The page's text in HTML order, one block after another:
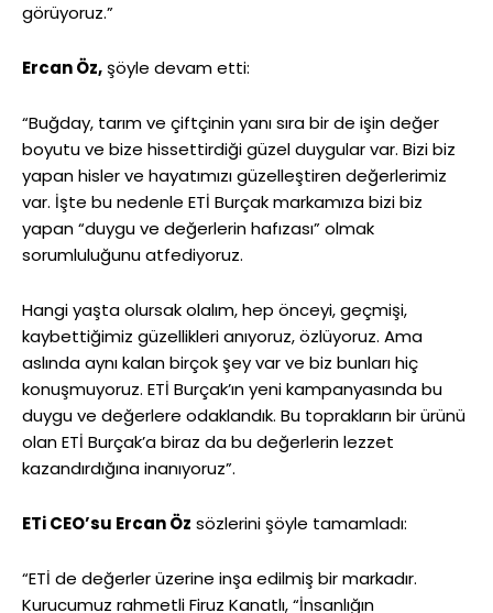
görüyoruz.”
Ercan Öz,şöyle devam etti:
“Buğday, tarım ve çiftçinin yanı sıra bir de işin değer
boyutu ve bize hissettirdiği güzel duygular var. Bizi biz
yapan hisler ve hayatımızı güzelleştiren değerlerimiz
var. İşte bu nedenle ETİ Burçak markamıza bizi biz
yapan “duygu ve değerlerin hafızası” olmak
sorumluluğunu atfediyoruz.
Hangi yaşta olursak olalım, hep önceyi, geçmişi,
kaybettiğimiz güzellikleri anıyoruz, özlüyoruz. Ama
aslında aynı kalan birçok şey var ve biz bunları hiç
konuşmuyoruz. ETİ Burçak’ın yeni kampanyasında bu
duygu ve değerlere odaklandık. Bu toprakların bir ürünü
olan ETİ Burçak’a biraz da bu değerlerin lezzet
kazandırdığına inanıyoruz”.
ETi CEO’su Ercan Öz sözlerini şöyle tamamladı:
“ETİ de değerler üzerine inşa edilmiş bir markadır.
Kurucumuz rahmetli Firuz Kanatlı, “İnsanlığın